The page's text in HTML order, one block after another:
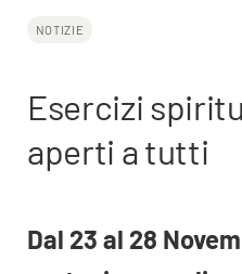
NOTIZIE
Esercizi
aperti a tutti
Dal 23 al 28